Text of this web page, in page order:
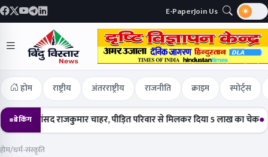
E-PaperJoin Us
होम राष्ट्रीय अंतरराष्ट्रीय राजनीति क्राइम स्पोर्ट्स
ब्रेकिंग
राजकुमार चाहर, पीड़ित परिवार से मिलकर दिया 5 लाख का चेक
होम/धर्म-संस्कृति